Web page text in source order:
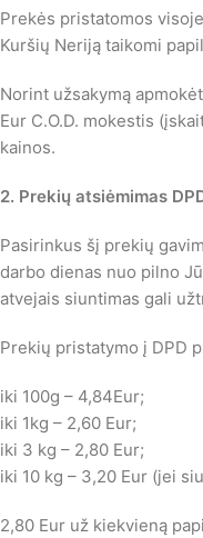
Prekės pristatomos
Kuršių Neriją taikomi
Norint užsakymą
Eur C.O.D. mokestis
kainos.
2. Prekių atsiėmimas
Pasirinkus šį prekių
darbo dienas nuo pilno
atvejais siuntimas gali
Prekių pristatymo į DPD
iki 100g – 4,84Eur;
iki 1kg – 2,60 Eur;
iki 3 kg – 2,80 Eur;
iki 10 kg – 3,20 Eur (jei
2,80 Eur už kiekvieną